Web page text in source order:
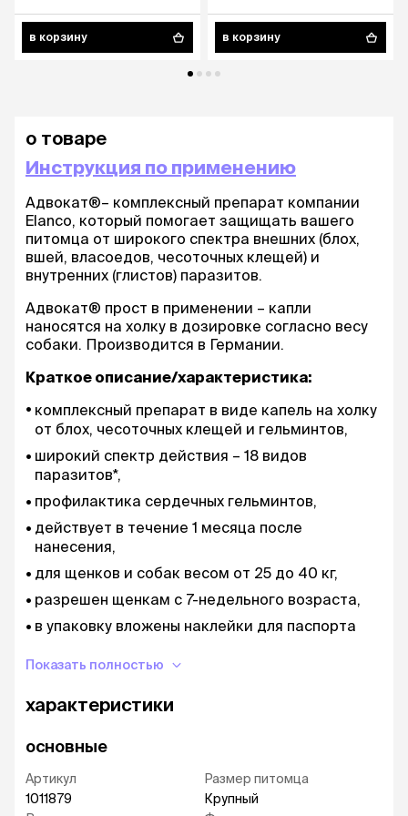
в корзину в корзину
о товаре
Инструкция по применению
Адвокат®– комплексный препарат компании
Elanco, который помогает защищать вашего
питомца от широкого спектра внешних (блох,
вшей, власоедов, чесоточных клещей) и
внутренних (глистов) паразитов.
Адвокат® прост в применении – капли
наносятся на холку в дозировке согласно весу
собаки. Производится в Германии.
Краткое описание/характеристика:
комплексный препарат в виде капель на холку
от блох, чесоточных клещей и гельминтов,
широкий спектр действия – 18 видов
паразитов*,
профилактика сердечных гельминтов,
действует в течение 1 месяца после
нанесения,
для щенков и собак весом от 25 до 40 кг,
разрешен щенкам с 7-недельного возраста,
в упаковку вложены наклейки для паспорта
срок годности 3 года,
доступен в упаковке по 1 и 3 пипетки,
Германии
Адвокат® – комплексный препарат широкого
Показать полностью
характеристики
основные
Артикул
1011879
Размер питомца
Крупный